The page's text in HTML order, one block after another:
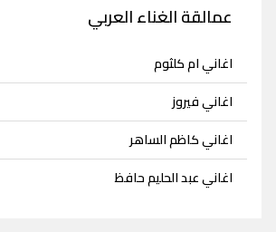
عمالقة الغناء العربي
اغاني ام كلثوم
اغاني فيروز
اغاني كاظم الساهر
اغاني عبد الحليم حافظ